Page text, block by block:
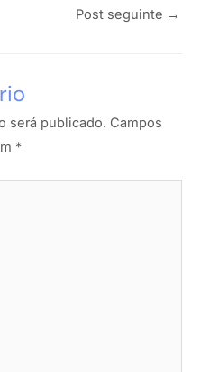
Post seguinte →
será publicado. Campos
*